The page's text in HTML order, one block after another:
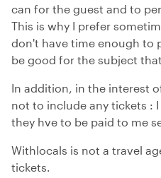
can for the guest and to
This is why I prefer
don't have time enough to
be good for the subject
In addition, in the interest
not to include any tickets :
they hve to be paid to me
Withlocals is not a travel
tickets.